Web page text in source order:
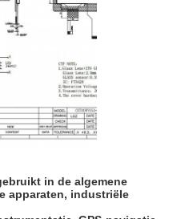
in de algemene
apparaten, industriële